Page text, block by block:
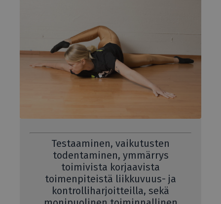
Testaaminen, vaikutusten
todentaminen, ymmärrys
toimivista korjaavista
toimenpiteistä liikkuvuus- ja
kontrolliharjoitteilla, sekä